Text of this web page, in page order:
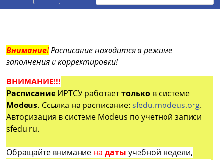
Внимание!Расписание находится в режиме
заполнения и корректировки!
ВНИМАНИЕ!!!
Расписание ИРТСУ работаеттолько в системе
Modeus. Ссылка на расписание:sfedu.modeus.org.
Авторизация в системе Modeus по учетной записи
sfedu.ru.
Обращайте внимание на датыучебной недели,